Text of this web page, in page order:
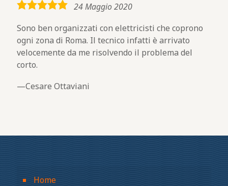
5,0
24 Maggio 2020
Sono ben organizzati con elettricisti che coprono
ogni zona di Roma. Il tecnico infatti è arrivato
velocemente da me risolvendo il problema del
corto.
Cesare Ottaviani
Home